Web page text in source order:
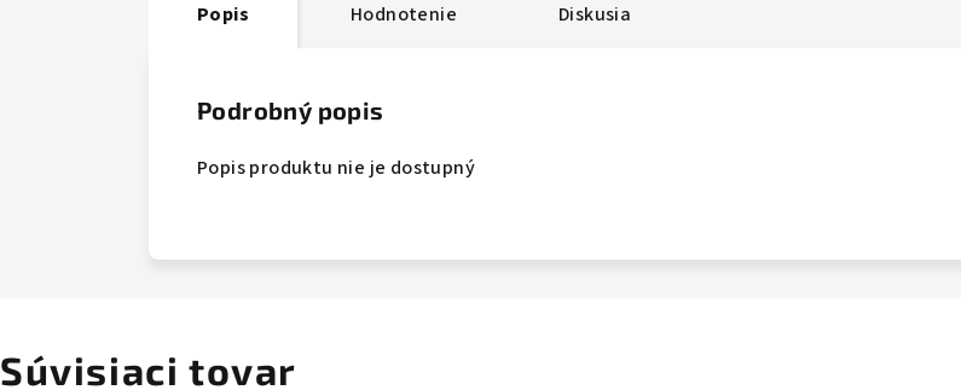
Popis Hodnotenie Diskusia
Podrobný popis
Popis produktu nie je dostupný
Súvisiaci tovar